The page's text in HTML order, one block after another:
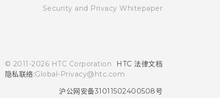
Security and Privacy Whitepaper
© 2011-2026 HTC Corporation
HTC 法律文档
隐私联络:Global-Privacy@htc.com
沪公网安备31011502400508号